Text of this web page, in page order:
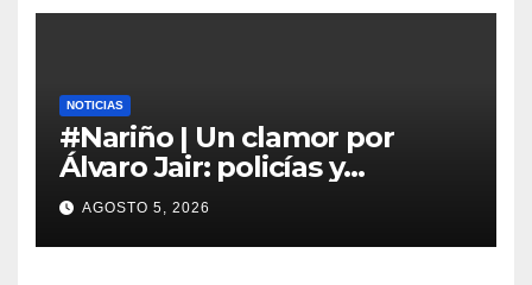
NOTICIAS
#Nariño | Un clamor por
Álvaro Jair: policías y
ciudadanos se unieron en
oración por su liberación
AGOSTO 5, 2026